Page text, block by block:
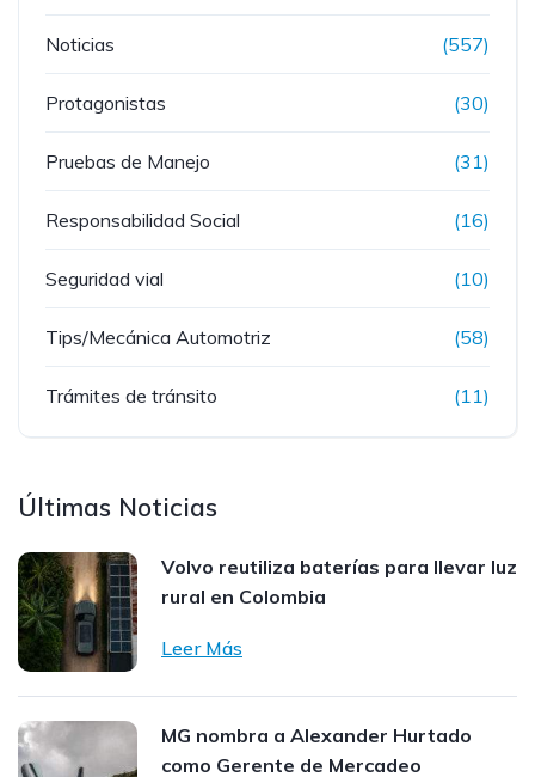
Noticias (557)
Protagonistas (30)
Pruebas de Manejo (31)
Responsabilidad Social (16)
Seguridad vial (10)
Tips/Mecánica Automotriz (58)
Trámites de tránsito (11)
Últimas Noticias
Volvo reutiliza baterías para llevar luz
rural en Colombia
Leer Más
MG nombra a Alexander Hurtado
como Gerente de Mercadeo